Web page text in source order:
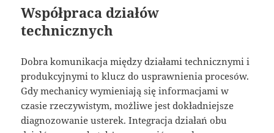
Współpraca działów
technicznych
Dobra komunikacja między działami technicznymi i
produkcyjnymi to klucz do usprawnienia procesów.
Gdy mechanicy wymieniają się informacjami w
czasie rzeczywistym, możliwe jest dokładniejsze
diagnozowanie usterek. Integracja działań obu